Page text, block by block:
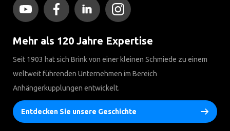
Mehr als 120 Jahre Expertise
Seit 1903 hat sich Brink von einer kleinen Schmiede zu einem
weltweit führenden Unternehmen im Bereich
Anhängerkupplungen entwickelt.
Entdecken Sie unsere Geschichte